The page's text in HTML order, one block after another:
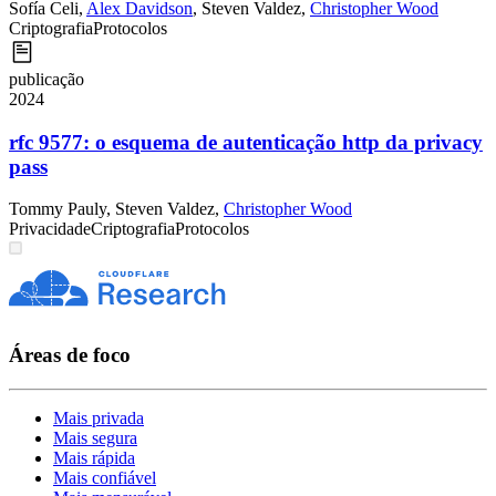
Sofía Celi, Alex Davidson, Steven Valdez, Christopher Wood
CriptografiaProtocolos
publicação
2024
rfc 9577: o esquema de autenticação http da privacy
pass
Tommy Pauly, Steven Valdez, Christopher Wood
PrivacidadeCriptografiaProtocolos
Áreas de foco
Mais privada
Mais segura
Mais rápida
Mais confiável